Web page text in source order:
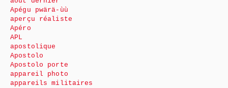
Apégu pwärä-ùù
aperçu réaliste
Apéro
APL
apostolique
Apostolo
Apostolo porte
appareil photo
appareils militaires